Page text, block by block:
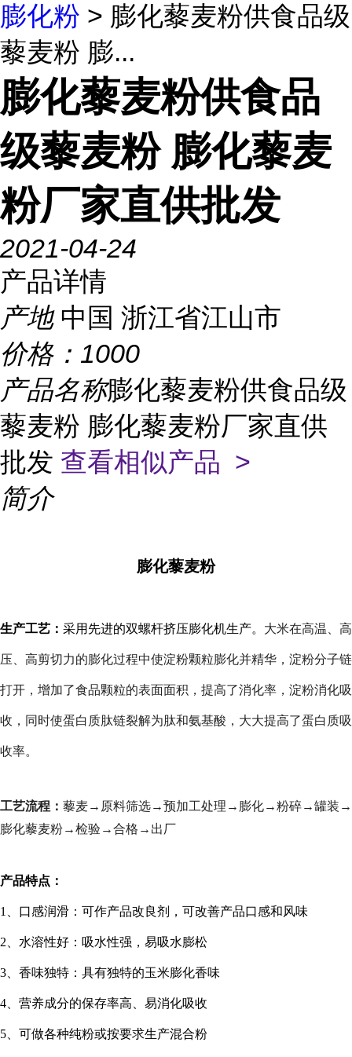
膨化粉 > 膨化藜麦粉供食品级
藜麦粉 膨...
膨化藜麦粉供食品
级藜麦粉 膨化藜麦
粉厂家直供批发
2021-04-24
产品详情
产地 中国 浙江省江山市
价格： 1000
产品名称膨化藜麦粉供食品级
藜麦粉 膨化藜麦粉厂家直供
批发 查看相似产品 >
简介
膨化藜麦粉
生产工艺： 采用先进的双螺杆挤压膨化机生产。 大米在高温、高
压、高剪切力的膨化过程中使淀粉颗粒膨化并精华，淀粉分子链
打开，增加了食品颗粒的表面面积，提高了消化率，淀粉消化吸
收，同时使蛋白质肽链裂解为肽和氨基酸，大大提高了蛋白质吸
收率。
工艺流程： 藜麦→原料筛选→预加工处理→膨化→粉碎→罐装→
膨化藜麦粉→检验→合格→出厂
产品特点：
1 、口感润滑：可作产品改良剂，可改善产品口感和风味
2 、水溶性好：吸水性强，易吸水膨松
3 、香味独特：具有独特的玉米膨化香味
4 、营养成分的保存率高、易消化吸收
5 、可做各种纯粉或按要求生产混合粉